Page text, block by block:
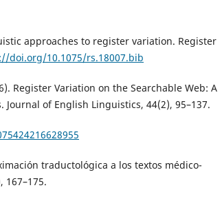
approaches to register variation. Register
doi.org/10.1075/rs.18007.bib
Register Variation on the Searchable Web: A
of English Linguistics, 44(2), 95–137.
traductológica a los textos médico-
167–175.